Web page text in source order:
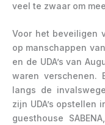
veel te zwaar om
Voor het beveiligen
op manschappen
en de UDA’s van
waren verschenen.
langs de
zijn UDA’s opstellen
guesthouse